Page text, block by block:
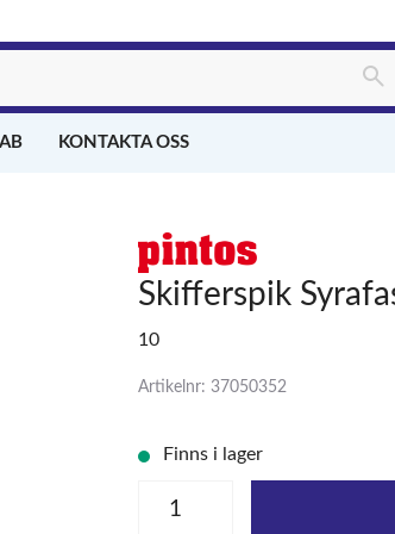
KONTAKTA OSS
Skifferspik
10
Artikelnr: 37050352
Finns i lager